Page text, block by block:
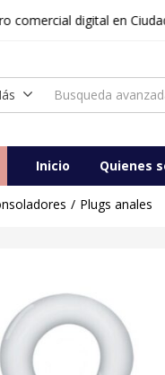
digital en Ciudad Real
Inicio Quienes
Plugs anales
(Ø 2,2 cm)